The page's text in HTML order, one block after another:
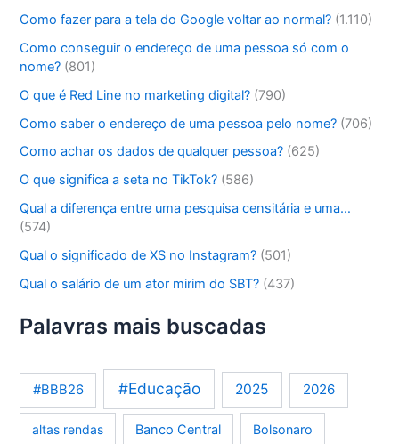
Como fazer para a tela do Google voltar ao normal? (1.110)
Como conseguir o endereço de uma pessoa só com o
nome? (801)
O que é Red Line no marketing digital? (790)
Como saber o endereço de uma pessoa pelo nome? (706)
Como achar os dados de qualquer pessoa? (625)
O que significa a seta no TikTok? (586)
Qual a diferença entre uma pesquisa censitária e uma…
(574)
Qual o significado de XS no Instagram? (501)
Qual o salário de um ator mirim do SBT? (437)
Palavras mais buscadas
#BBB26 #Educação 2025 2026
altas rendas Banco Central Bolsonaro